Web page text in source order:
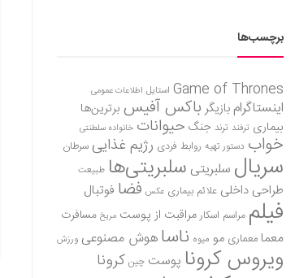
برچسب‌ها
Game of Thrones استایل اطلاعات عمومی
اینستاگرام بازیگر باکس آفیس برترین‌ها
بیماری ترفند ترند جنگ حیوانات خانواده سلطنتی
خواب دستور تهیه روابط فردی رژیم غذاییسرطان
سریال سلبریتی سلبریتی‌ها طبیعت
طراحی داخلی علائم بیماری عکس فضا فوتبال
فیلم مراسم اسکارمراقبت از پوست مریخ مسافرت
معمامعماری مو میوه ناساهوش مصنوعی ورزش
ویروس کرونا پوست چین کرونا